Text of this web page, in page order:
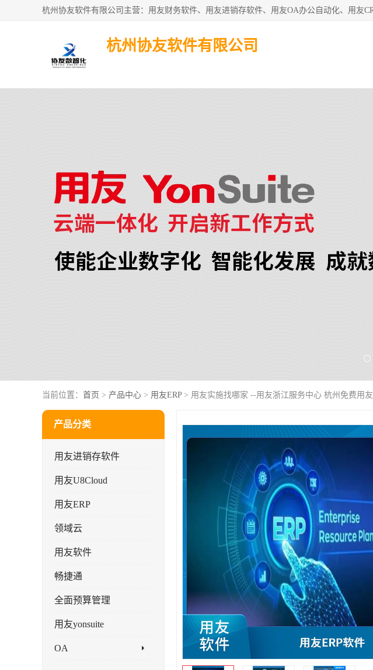
杭州协友软件有限公司
当前位置： 首页 > 产品中心 > 用友ERP > 用友实施找哪家 --用友浙江服务中心 杭州免费用友
产品分类
用友进销存软件
用友U8Cloud
用友ERP
领域云
用友软件
畅捷通
全面预算管理
用友yonsuite
OA